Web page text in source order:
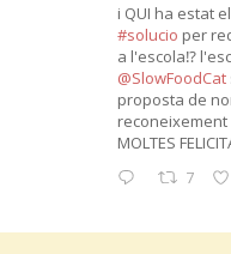
i QUI ha estat
#solucio per
a l'escola⁉️
@SlowFoodCat
proposta de
MOLTES
7